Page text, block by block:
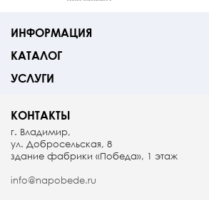
ИНФОРМАЦИЯ
КАТАЛОГ
УСЛУГИ
КОНТАКТЫ
г. Владимир,
ул. Добросельская, 8
здание фабрики «Победа», 1 этаж
info@napobede.ru